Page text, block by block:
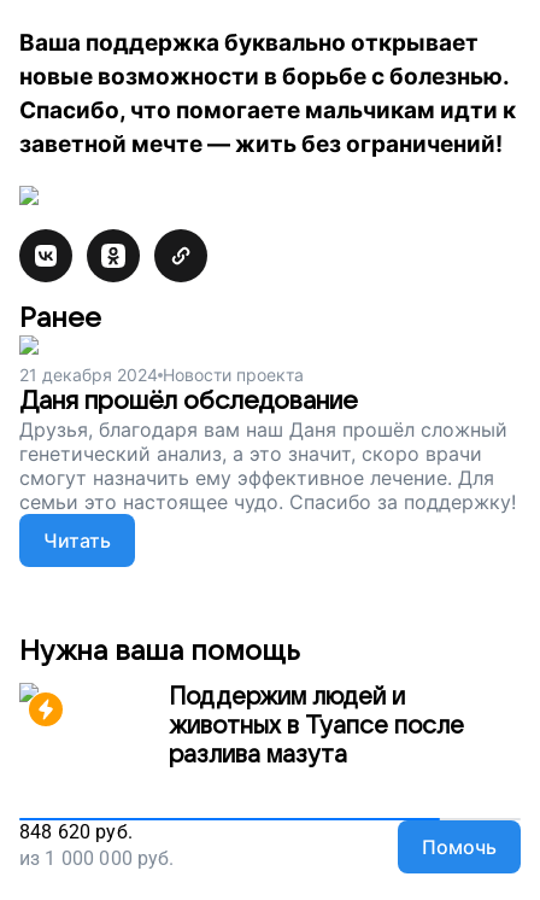
Ваша поддержка буквально открывает
новые возможности в борьбе с болезнью.
Спасибо, что помогаете мальчикам идти к
заветной мечте — жить без ограничений!
Ранее
21 декабря 2024 Новости проекта
Даня прошёл обследование
Друзья, благодаря вам наш Даня прошёл сложный
генетический анализ, а это значит, скоро врачи
смогут назначить ему эффективное лечение. Для
семьи это настоящее чудо. Спасибо за поддержку!
Читать
Нужна ваша помощь
Поддержим людей и
животных в Туапсе после
разлива мазута
848 620 руб.
из 1 000 000 руб. Помочь